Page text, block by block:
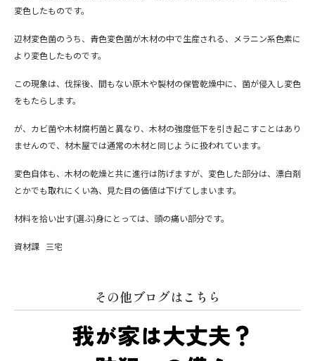
変色したものです。
辺材変色菌のうち、青色変色菌が木材の中で生産される、メラニン系色素に
より変色したものです。
この現象は、伐採後、間もない原木や製材の保管乾燥中に、菌が侵入し変色
をもたらします。
が、カビ菌や木材腐朽菌と異なり、木材の強度低下を引き起こすことはあり
ませんので、材木屋では通常の木材と同じように扱われています。
変色自体も、木材の乾燥と共に進行は防げますが、変色した部分は、漂白剤
とかでも取れにくい為、見た目の価値は下げてしまいます。
材料を拾い出す(選ぶ)身にとっては、頭の痛い部分です。
資材課 三宅
その他ブログはこちら